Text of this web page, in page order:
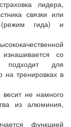
лидера,
связки или
(режим гида) и
со
подходит для
на тренировках в
весит не намного
из алюминия,
функцией